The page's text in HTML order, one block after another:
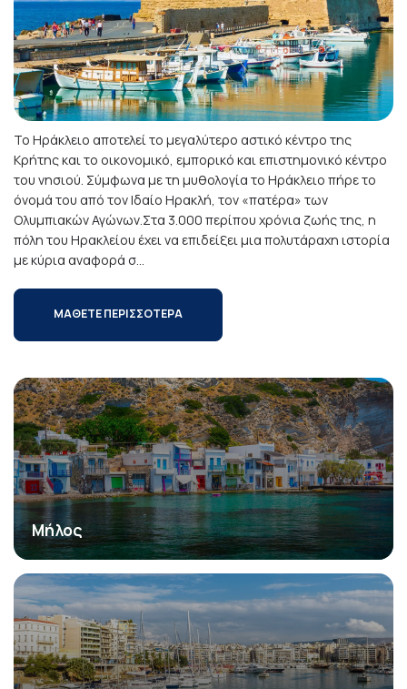
Το Ηράκλειο αποτελεί το μεγαλύτερο αστικό κέντρο της
Κρήτης και το οικονομικό, εμπορικό και επιστημονικό κέντρο
του νησιού. Σύμφωνα με τη μυθολογία το Ηράκλειο πήρε το
όνομά του από τον Ιδαίο Ηρακλή, τον «πατέρα» των
Ολυμπιακών Αγώνων.Στα 3.000 περίπου χρόνια ζωής της, η
πόλη του Ηρακλείου έχει να επιδείξει μια πολυτάραχη ιστορία
με κύρια αναφορά σ...
ΜΑΘΕΤΕ ΠΕΡΙΣΣΟΤΕΡΑ
Μήλος